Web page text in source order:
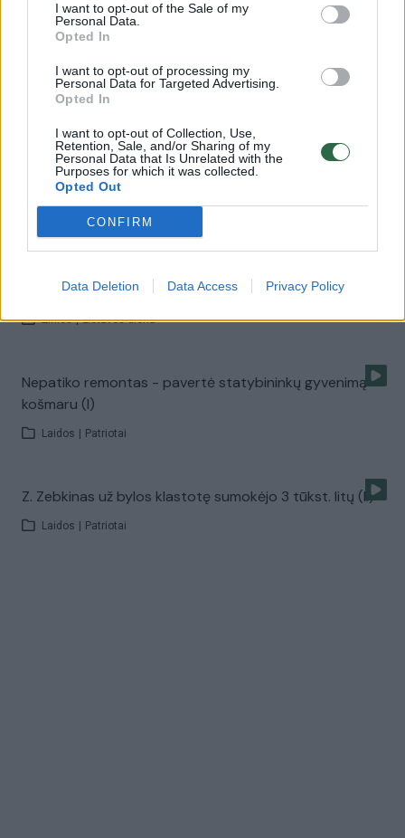
I want to opt-out of the Sale of my
Personal Data.
Opted In
I want to opt-out of processing my
Personal Data for Targeted Advertising.
Opted In
I want to opt-out of Collection, Use,
Retention, Sale, and/or Sharing of my
Personal Data that Is Unrelated with the
Purposes for which it was collected.
Opted Out
CONFIRM
Data Deletion Data Access Privacy Policy
Žinios | Lietuvos diena
Iš garsiojo pašalpininko ketina atimti įdukrą (I)
Kieno verslas bus penimas valstybės pinigais? (II)
Laidos | Patriotai
advokatas
Žinios | Lietuvos diena
Nepatiko remontas - pavertė statybininkų gyvenimą
košmaru (I)
Laidos Patriotai
Z. Zebkinas už bylos klastotę sumokėjo 3 tūkst. litų (II)
Laidos Patriotai